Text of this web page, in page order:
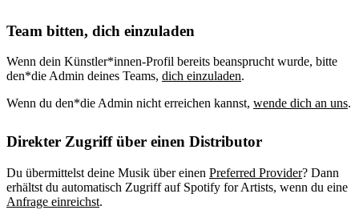
Team bitten, dich einzuladen
Wenn dein Künstler*innen-Profil bereits beansprucht wurde, bitte
den*die Admin deines Teams, dich einzuladen.
Wenn du den*die Admin nicht erreichen kannst, wende dich an uns.
Direkter Zugriff über einen Distributor
Du übermittelst deine Musik über einen Preferred Provider? Dann
erhältst du automatisch Zugriff auf Spotify for Artists, wenn du eine
Anfrage einreichst.